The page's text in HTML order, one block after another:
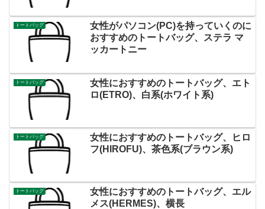
トートバッグ
女性がパソコン(PC)を持っていくのに
おすすめのトートバッグ、ステラ マ
ッカートニー
トートバッグ
女性におすすめのトートバッグ、エト
ロ(ETRO)、白系(ホワイト系)
トートバッグ
女性におすすめのトートバッグ、ヒロ
フ(HIROFU)、茶色系(ブラウン系)
トートバッグ
女性におすすめのトートバッグ、エル
メス(HERMES)、横長